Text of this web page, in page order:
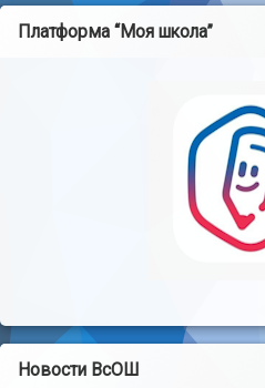
Платформа “Моя школа”
Новости ВсОШ